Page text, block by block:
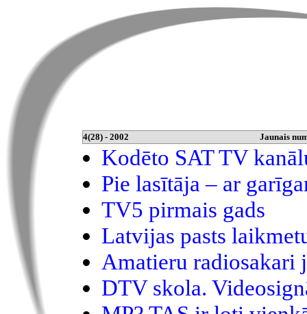
4(28) - 2002 Jaunais
Kodēto SAT TV
Pie lasītāja – ar
TV5 pirmais gads
Latvijas pasts
Amatieru radiosakari
DTV skola.